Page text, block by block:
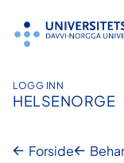
innhold
LOGG INN
HELSENORGE
Forside